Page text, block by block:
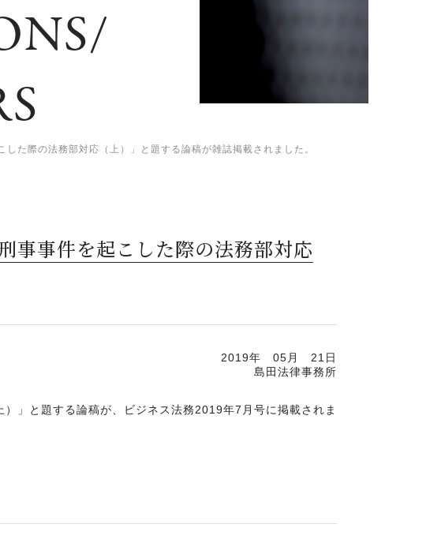
た際の法務部対応（上）」と題する論稿が雑誌掲載されました。
事事件を起こした際の法務部対応
2019年 05月 21日
島田法律事務所
」と題する論稿が、ビジネス法務2019年7月号に掲載されま